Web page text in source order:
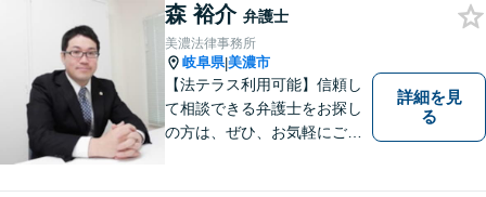
一緒に見つけていきます。
【丁寧なヒアリング】【地域
密着型の法律事務所】
森 裕介 弁護士
美濃法律事務所
岐阜県|美濃市
【法テラス利用可能】信頼し
て相談できる弁護士をお探し
の方は、ぜひ、お気軽にご連
詳細を見
る